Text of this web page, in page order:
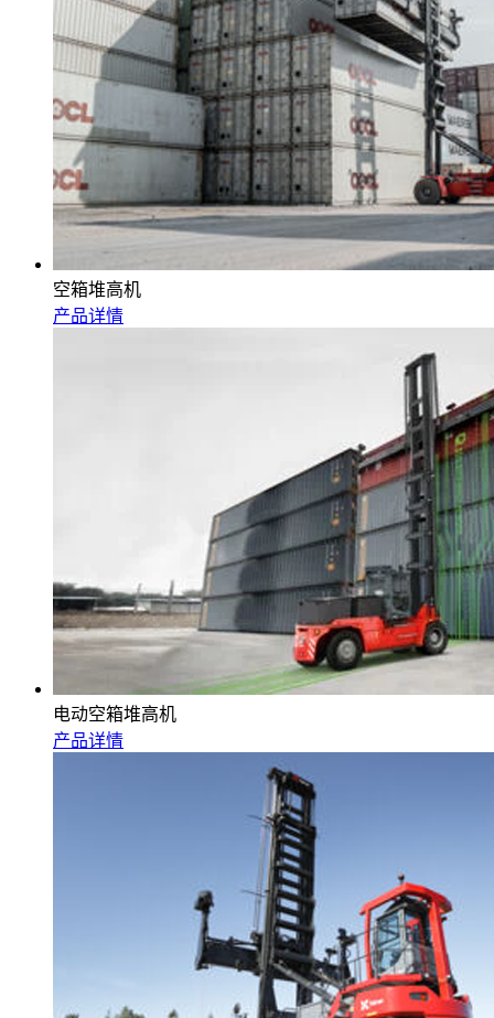
空箱堆高机
产品详情
电动空箱堆高机
产品详情